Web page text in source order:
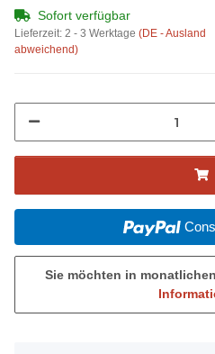
Sofort verfügbar
Lieferzeit: 2 - 3 Werktage (DE - Ausland
abweichend)
Sie möchten in